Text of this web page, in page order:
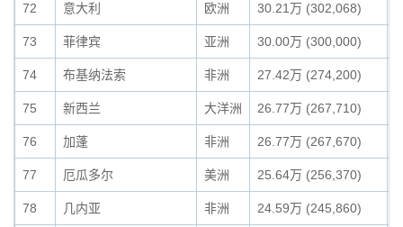
72 意大利 欧洲 30.21万 (302,068)
73 菲律宾 亚洲 30.00万 (300,000)
74 布基纳法索 非洲 27.42万 (274,200)
75 新西兰 大洋洲 26.77万 (267,710)
76 加蓬 非洲 26.77万 (267,670)
77 厄瓜多尔 美洲 25.64万 (256,370)
78 几内亚 非洲 24.59万 (245,860)